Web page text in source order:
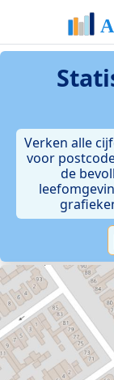
Verken alle
voor
de